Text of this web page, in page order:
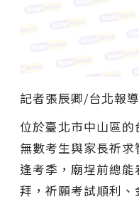
記者張辰卿/台北報導
位於臺北市中山區
無數考生與家長祈
逢考季，廟埕前總
拜，祈願考試順利、